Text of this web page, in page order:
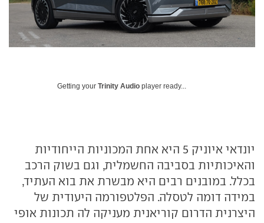
Getting your Trinity Audio player ready...
יונדאי איוניק 5 היא אחת המכוניות הייחודיות
והאיכותיות בסביבה החשמלית, וגם בשוק הרכב
בכלל. במובנים רבים היא מבשרת את בוא העתיד,
במידה דומה לטסלה. הפלטפורמה היעודית של
היצרנית הדרום קוריאנית מעניקה לה תכונות אופי